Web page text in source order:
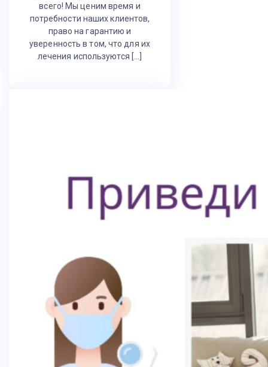
всего! Мы ценим время и
потребности наших клиентов,
право на гарантию и
уверенность в том, что для их
лечения используются […]